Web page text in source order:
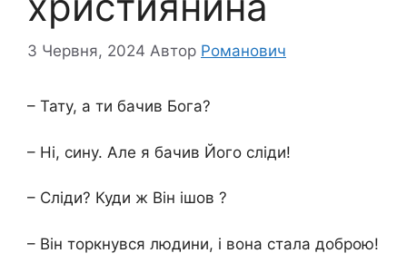
3 Червня, 2024 Автор Романович
– Тату, а ти бачив Бога?
– Ні, сину. Але я бачив Його сліди!
– Сліди? Куди ж Він ішов ?
– Він торкнувся людини, і вона стала доброю!